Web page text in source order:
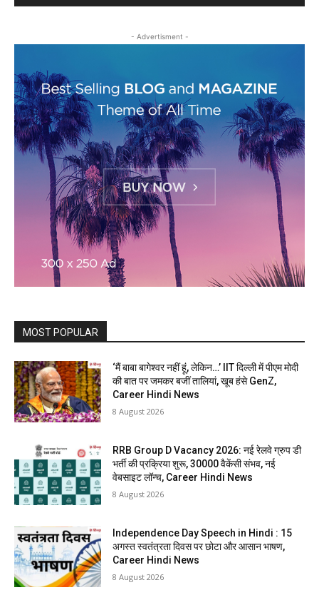
- Advertisment -
MOST POPULAR
‘मैं बाबा बागेश्वर नहीं हूं, लेकिन…’ IIT दिल्ली में पीएम मोदी
की बात पर जमकर बजीं तालियां, खूब हंसे GenZ,
Career Hindi News
8 August 2026
RRB Group D Vacancy 2026: नई रेलवे ग्रुप डी
भर्ती की प्रक्रिया शुरू, 30000 वैकेंसी संभव, नई
वेबसाइट लॉन्च, Career Hindi News
8 August 2026
Independence Day Speech in Hindi : 15
अगस्त स्वतंत्रता दिवस पर छोटा और आसान भाषण,
Career Hindi News
8 August 2026